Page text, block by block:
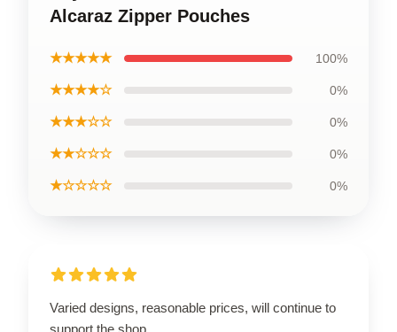
Alcaraz Zipper Pouches
★★★★★ 100%
★★★★☆ 0%
★★★☆☆ 0%
★★☆☆☆ 0%
★☆☆☆☆ 0%
Varied designs, reasonable prices, will continue to
support the shop.